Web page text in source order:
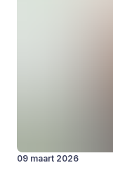
09 maart 2026